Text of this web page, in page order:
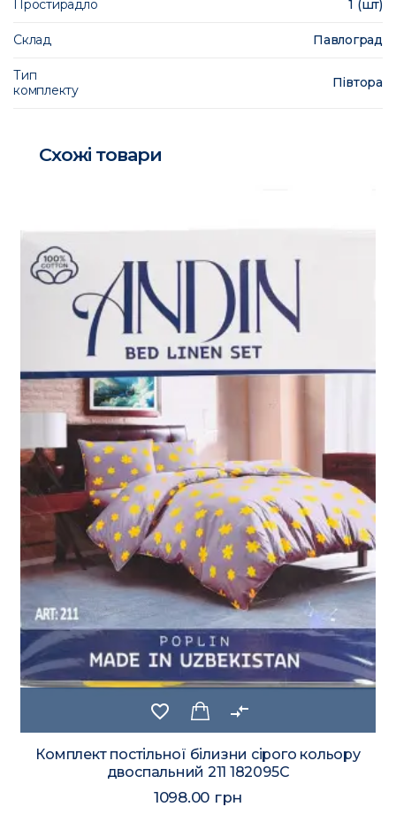
Простирадло 1 (шт)
Склад Павлоград
Тип
комплекту
Півтора
Схожі товари
favorite_border compare_arrows
Комплект постільної білизни сірого кольору
двоспальний 211 182095C
1098.00 грн